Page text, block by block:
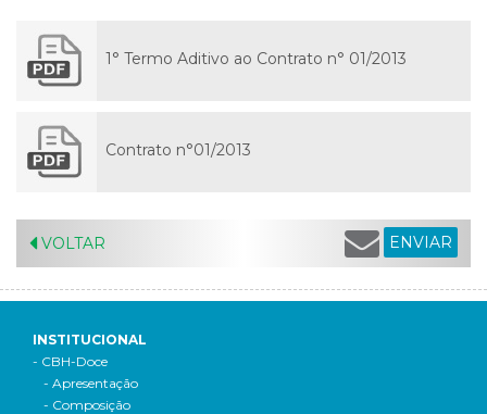
1° Termo Aditivo ao Contrato n° 01/2013
Contrato n°01/2013
VOLTAR ENVIAR
INSTITUCIONAL
- CBH-Doce
- Apresentação
- Composição